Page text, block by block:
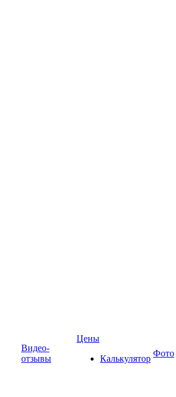
Видео-
отзывы
Цены
Калькулятор
Фото